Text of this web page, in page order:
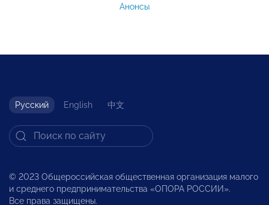
Анонсы
Русский English 中文
© 2023 Общероссийская общественная организация малого
и среднего предпринимательства «ОПОРА РОССИИ».
Все права защищены.